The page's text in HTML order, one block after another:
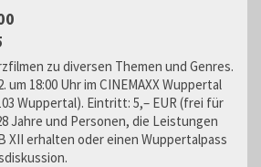
zu diversen Themen und Genres.
um 18:00 Uhr im CINEMAXX Wuppertal
Wuppertal). Eintritt: 5,– EUR (frei für
Jahre und Personen, die Leistungen
XII erhalten oder einen Wuppertalpass